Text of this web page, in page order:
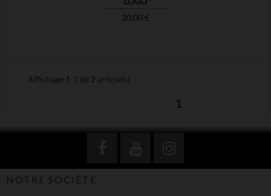
Prix
20,00 €
Affichage 1-2 de 2 article(s)
1
NOTRE SOCIÉTÉ